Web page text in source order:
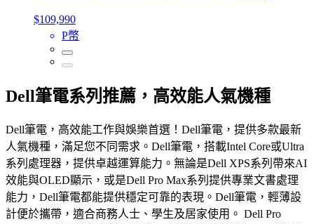
$109,990
P幣
Dell筆電系列推薦，高效能人氣機種
Dell筆電，高效能工作與娛樂首選！Dell筆電，提供多款最新
人氣機種，滿足您不同需求。Dell筆電，搭載Intel Core或Ultra
系列處理器，提供卓越運算能力。無論是Dell XPS系列帶來AI
效能與OLED顯示，或是Dell Pro Max系列提供專業文書處理
能力，Dell筆電都能提供穩定可靠的表現。Dell筆電，輕薄設
計便於攜帶，適合商務人士、學生及居家使用。 Dell Pro